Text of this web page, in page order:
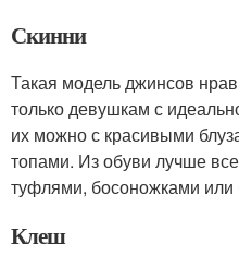
Скинни
Такая модель джинсов
только девушкам с
их можно с красивыми
топами. Из обуви лучше
туфлями, босоножками или
Клеш